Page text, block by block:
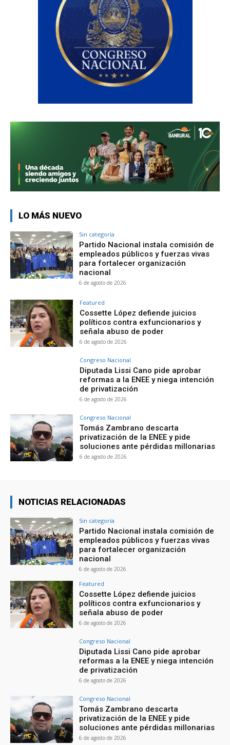
LO MÁS NUEVO
Sin categoría
Partido Nacional instala comisión de
empleados públicos y fuerzas vivas
para fortalecer organización
nacional
6 de agosto de 2026
Featured
Cossette López defiende juicios
políticos contra exfuncionarios y
señala abuso de poder
6 de agosto de 2026
Congreso Nacional
Diputada Lissi Cano pide aprobar
reformas a la ENEE y niega intención
de privatización
6 de agosto de 2026
Congreso Nacional
Tomás Zambrano descarta
privatización de la ENEE y pide
soluciones ante pérdidas millonarias
6 de agosto de 2026
NOTICIAS RELACIONADAS
Sin categoría
Partido Nacional instala comisión de
empleados públicos y fuerzas vivas
para fortalecer organización
nacional
6 de agosto de 2026
Featured
Cossette López defiende juicios
políticos contra exfuncionarios y
señala abuso de poder
6 de agosto de 2026
Congreso Nacional
Diputada Lissi Cano pide aprobar
reformas a la ENEE y niega intención
de privatización
6 de agosto de 2026
Congreso Nacional
Tomás Zambrano descarta
privatización de la ENEE y pide
soluciones ante pérdidas millonarias
6 de agosto de 2026